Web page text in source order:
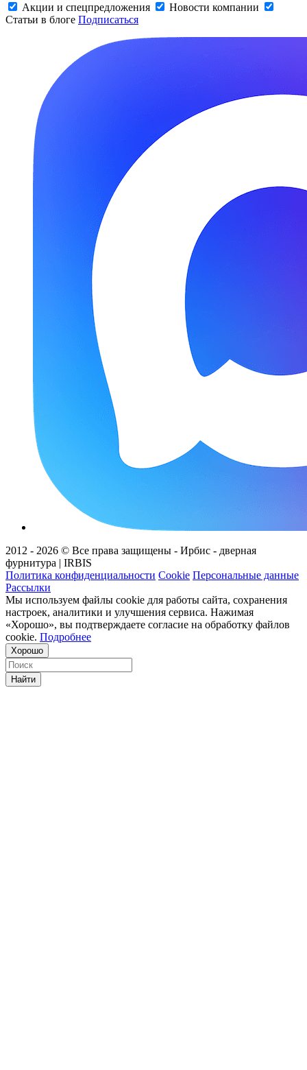
Акции и спецпредложения
Новости компании
Статьи в блоге Подписаться
2012 - 2026 © Все права защищены - Ирбис - дверная
фурнитура | IRBIS
Политика конфиденциальности Cookie Персональные данные
Рассылки
Мы используем файлы cookie для работы сайта, сохранения
настроек, аналитики и улучшения сервиса. Нажимая
«Хорошо», вы подтверждаете согласие на обработку файлов
cookie. Подробнее
Хорошо
Найти